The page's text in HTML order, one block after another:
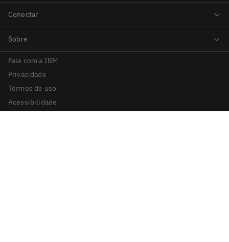
Fale com a IBM
Privacidade
Termos de uso
Acessibilidade